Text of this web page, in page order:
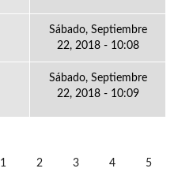
Sábado, Septiembre
22, 2018 - 10:08
Sábado, Septiembre
22, 2018 - 10:09
1 2 3 4 5